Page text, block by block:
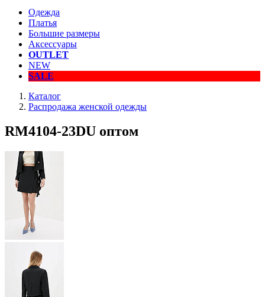
Одежда
Платья
Большие размеры
Аксессуары
OUTLET
NEW
SALE
Каталог
Распродажа женской одежды
RM4104-23DU оптом